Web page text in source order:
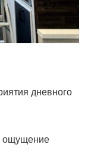
дневного
ощущение